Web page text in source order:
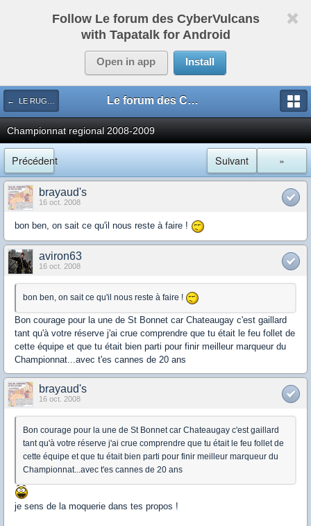
Follow Le forum des CyberVulcans
with Tapatalk for Android
Open in app Install
← LE RUGBY DE CHEZ NOUS Le forum des CyberVulcans
Championnat regional 2008-2009
Précédent »
Suivant
brayaud's
16 oct. 2008
bon ben, on sait ce qu'il nous reste à faire !
aviron63
16 oct. 2008
bon ben, on sait ce qu'il nous reste à faire !
Bon courage pour la une de St Bonnet car Chateaugay c'est gaillard
tant qu'à votre réserve j'ai crue comprendre que tu était le feu follet de
cette équipe et que tu était bien parti pour finir meilleur marqueur du
Championnat...avec t'es cannes de 20 ans
brayaud's
16 oct. 2008
Bon courage pour la une de St Bonnet car Chateaugay c'est gaillard
tant qu'à votre réserve j'ai crue comprendre que tu était le feu follet de
cette équipe et que tu était bien parti pour finir meilleur marqueur du
Championnat...avec t'es cannes de 20 ans
je sens de la moquerie dans tes propos !